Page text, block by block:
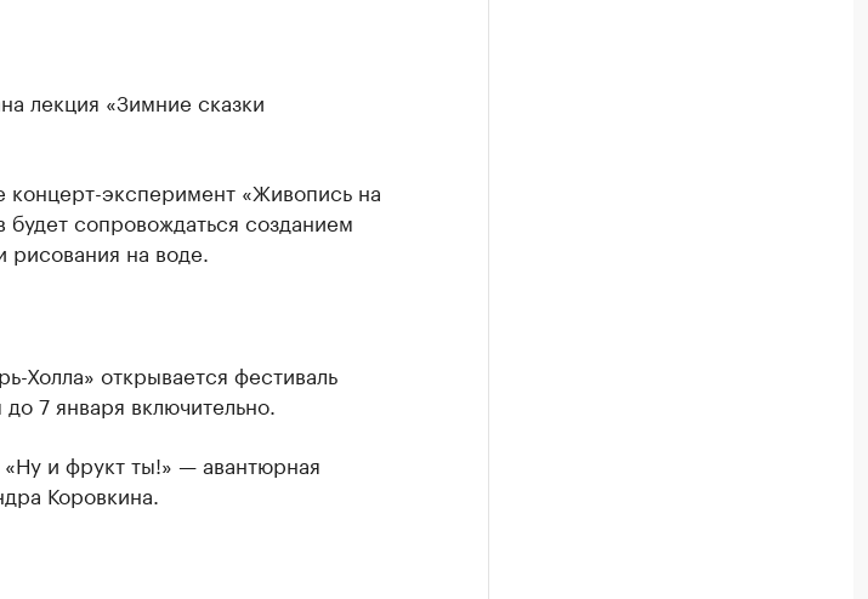
лекция «Зимние сказки
эксперимент «Живопись на
сопровождаться созданием
на воде.
Холла» открывается фестиваль
7 января включительно.
и фрукт ты!» — авантюрная
Коровкина.